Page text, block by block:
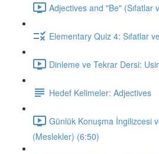
Adjectives and "Be" (Sıfatlar
Elementary Quiz 4: Sıfatlar
Dinleme ve Tekrar Dersi:
Hedef Kelimeler: Adjectives
Günlük Konuşma İngilizcesi
(Meslekler) (6:50)